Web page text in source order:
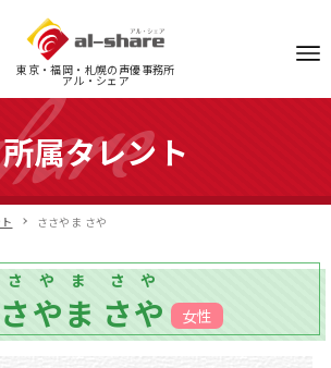
東京・福岡・札幌の声優事務所
アル・シェア
所属タレント
ささやま さや
やま
やま
さや
さや
女性